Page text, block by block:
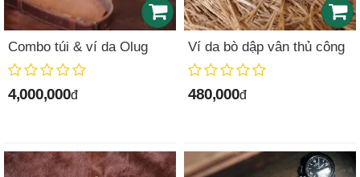
Combo túi & ví da Olug
4,000,000đ
Ví da bò dập vân thủ công
480,000đ